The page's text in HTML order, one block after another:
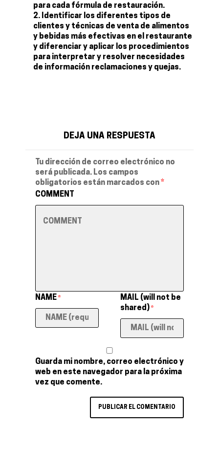
para cada fórmula de restauración.
Identificar los diferentes tipos de
clientes y técnicas de venta de alimentos
y bebidas más efectivas en el restaurante
y diferenciar y aplicar los procedimientos
para interpretar y resolver necesidades
de información reclamaciones y quejas.
DEJA UNA RESPUESTA
Tu dirección de correo electrónico no
será publicada. Los campos
obligatorios están marcados con *
COMMENT
NAME *
MAIL (will not be
shared) *
Guarda mi nombre, correo electrónico y
web en este navegador para la próxima
vez que comente.